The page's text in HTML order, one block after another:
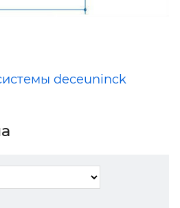
deceuninck